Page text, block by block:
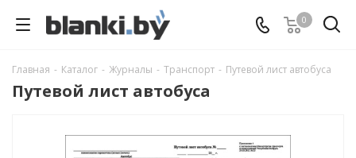
0
Главная - Каталог - Журналы - Транспорт - Путевой лист автобуса
Путевой лист автобуса